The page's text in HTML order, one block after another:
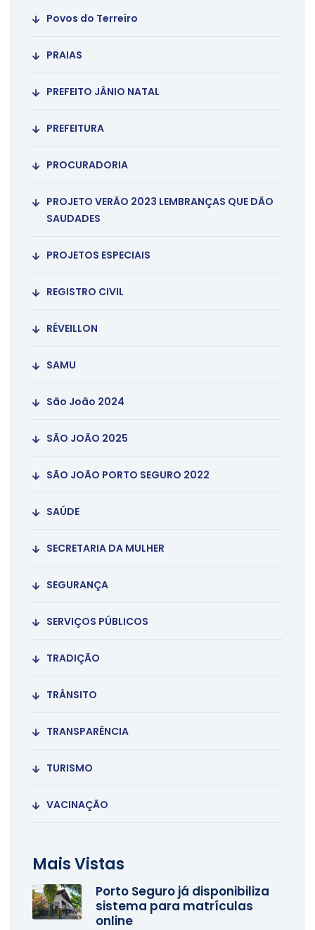
Povos do Terreiro
PRAIAS
PREFEITO JÂNIO NATAL
PREFEITURA
PROCURADORIA
PROJETO VERÃO 2023 LEMBRANÇAS QUE DÃO
SAUDADES
PROJETOS ESPECIAIS
REGISTRO CIVIL
RÉVEILLON
SAMU
São João 2024
SÃO JOÃO 2025
SÃO JOÃO PORTO SEGURO 2022
SAÚDE
SECRETARIA DA MULHER
SEGURANÇA
SERVIÇOS PÚBLICOS
TRADIÇÃO
TRÂNSITO
TRANSPARÊNCIA
TURISMO
VACINAÇÃO
Mais Vistas
Porto Seguro já disponibiliza
sistema para matrículas
online